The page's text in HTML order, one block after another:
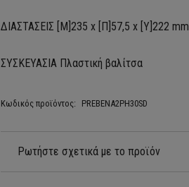
ΔΙΑΣΤΑΣΕΙΣ [Μ]235 x [Π]57,5 x [Υ]222 mm
ΣΥΣΚΕΥΑΣΙΑ Πλαστική βαλίτσα
Κωδικός προϊόντος: PREBENA2PH30SD
Ρωτήστε σχετικά με το προϊόν